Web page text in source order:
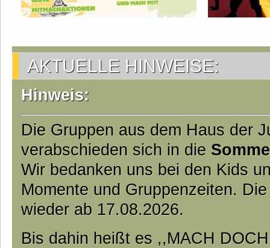
AKTUELLE HINWEISE:
Hinweis:
Die Gruppen aus dem Haus der
verabschieden sich in die
Wir bedanken uns bei den Kids
Momente und Gruppenzeiten.
wieder ab 17.08.2026.
Bis dahin heißt es ,,MACH